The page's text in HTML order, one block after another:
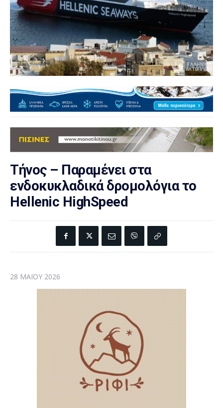
Τήνος – Παραμένει στα
ενδοκυκλαδικά δρομολόγια το
Hellenic HighSpeed
28 ΜΑΪ́ΟΥ 2026